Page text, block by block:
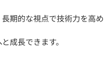
期的な視点で技術力を高め
成長できます。